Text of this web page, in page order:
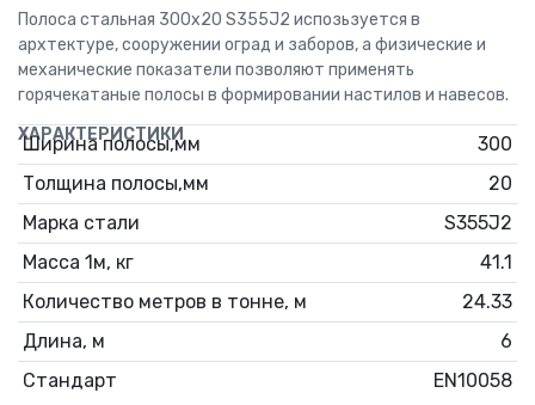
Полоса стальная 300х20 S355J2 испозьзуется в
архтектуре, сооружении оград и заборов, а физические и
механические показатели позволяют применять
горячекатаные полосы в формировании настилов и навесов.
ХАРАКТЕРИСТИКИ
Ширина полосы,мм
300
Толщина полосы,мм
20
Марка стали
S355J2
Масса 1м, кг
41.1
Количество метров в тонне, м
24.33
Длина, м
6
Стандарт
EN10058